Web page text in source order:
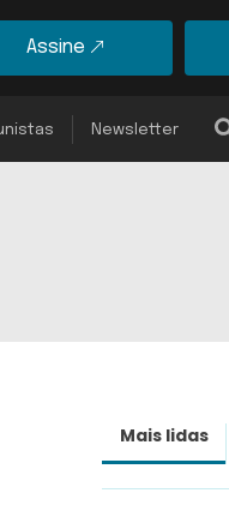
Assine
Newsletter
Mais lidas